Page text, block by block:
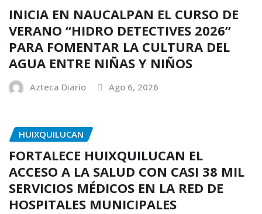
INICIA EN NAUCALPAN EL CURSO DE
VERANO “HIDRO DETECTIVES 2026”
PARA FOMENTAR LA CULTURA DEL
AGUA ENTRE NIÑAS Y NIÑOS
Azteca Diario Ago 6, 2026
HUIXQUILUCAN
FORTALECE HUIXQUILUCAN EL
ACCESO A LA SALUD CON CASI 38 MIL
SERVICIOS MÉDICOS EN LA RED DE
HOSPITALES MUNICIPALES